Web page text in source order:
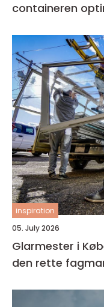
containeren
inspiration
05. July 2026
Glarmester i
den rette